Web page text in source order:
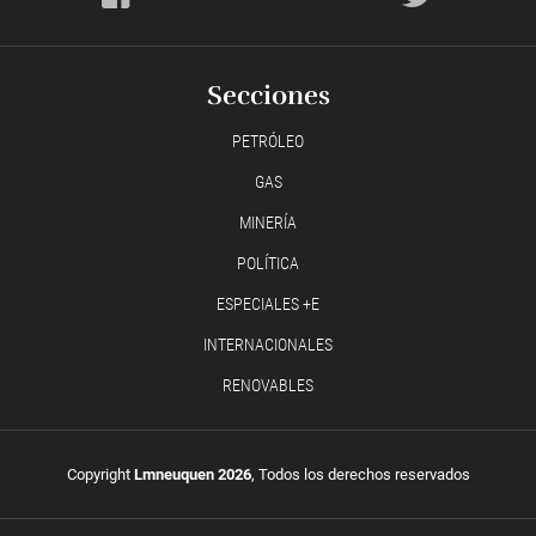
Secciones
PETRÓLEO
GAS
MINERÍA
POLÍTICA
ESPECIALES +E
INTERNACIONALES
RENOVABLES
Copyright Lmneuquen 2026, Todos los derechos reservados